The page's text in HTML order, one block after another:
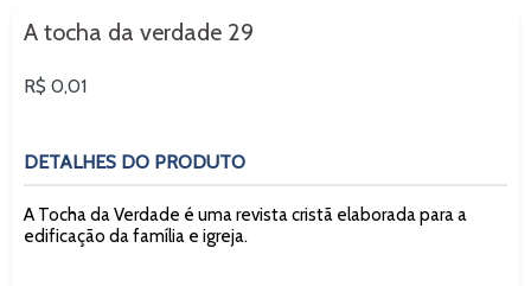
A tocha da verdade 29
Preço
R$ 0,01
DETALHES DO PRODUTO
A Tocha da Verdade é uma revista cristã elaborada para a
edificação da família e igreja.